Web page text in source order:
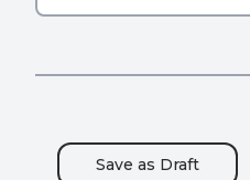
Save as Draft